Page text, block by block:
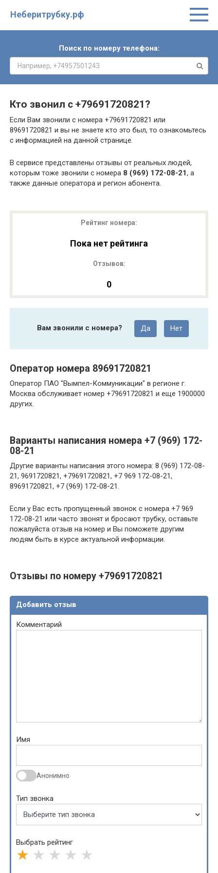
Неберитрубку.рф
Поиск по номеру телефона:
Кто звонил с +79691720821 ?
Если Вам звонили с номера +79691720821 или
89691720821 и вы не знаете кто это был, то ознакомьтесь
с информацией на данной странице.
В сервисе представлены отзывы от реальных людей,
которым тоже звонили с номера 8 (969) 172-08-21, а
также данные оператора и регион абонента.
Рейтинг номера:
Пока нет рейтинга
Отзывов:
0
Вам звонили с номера? Да Нет
Оператор номера 89691720821
Оператор ПАО "Вымпел-Коммуникации" в регионе г.
Москва обслуживает номер +79691720821 и еще 1900000
других.
Варианты написания номера +7 (969) 172-
08-21
Другие варианты написания этого номера: 8 (969) 172-08-
21, 9691720821, +79691720821, +7 969 172-08-21,
89691720821, +7 (969) 172-08-21.
Если у Вас есть пропущенный звонок с номера +7 969
172-08-21 или часто звонят и бросают трубку, оставьте
пожалуйста отзыв на номер и Вы поможете другим
людям быть в курсе актуальной информации.
Отзывы по номеру +79691720821
Добавить отзыв
Комментарий
Имя
Анонимно
Тип звонка
Выбрать рейтинг
★ ★ ★ ★ ★